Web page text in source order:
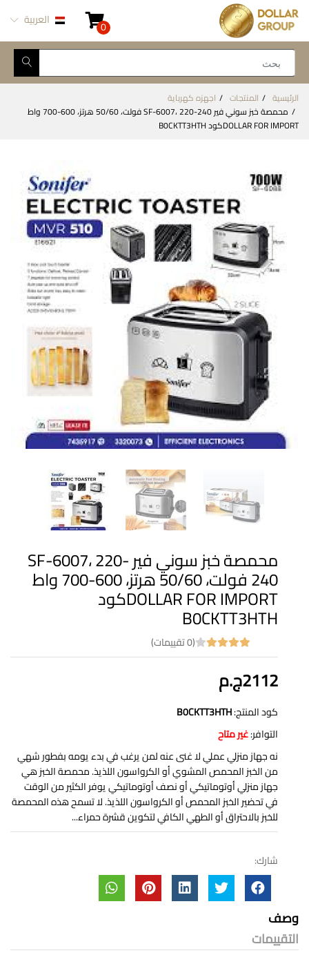
0 العربية
الرئيسية المنتجات
اجهزه كهرباية
محمصة خبز سوني فير SF-6007، 220-240 فولت، 50/60 هرتز، 600-700 واط
DOLLAR FOR IMPORTكود B0CKTT3HTH
محمصة خبز سوني فير SF-6007، 220-
240 فولت، 50/60 هرتز، 600-700 واط
DOLLAR FOR IMPORTكود
B0CKTT3HTH
(0 تقييمات)
2112ج.م
كود المنتج:B0CKTT3HTH
التوافر:غير متاح
نه جهاز منزلي عملي لا غنى عنه لمن يرغب في بدء يومه بفطور شهي
من الخبز المحمص المشوي أو الكرواسون اللذيذ. محمصة الخبز هي
جهاز منزلي أوتوماتيكي أو نصف أوتوماتيكي يوفر الكثير من الوقت
في تحضير الخبز المحمص أو الكرواسون اللذيذ. لا تسمح هذه المحمصة
للخبز بالاحتراق أو الطهي الكافي لتكوين قشرة حمراء...
شارك:
وصف
التقييمات